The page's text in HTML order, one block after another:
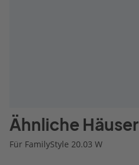
Ähnliche Häuser
Für FamilyStyle 20.03 W